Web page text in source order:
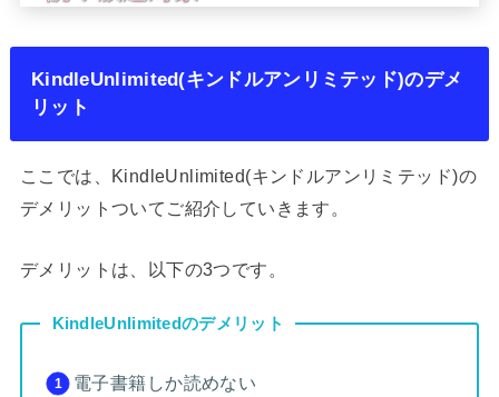
KindleUnlimited(キンドルアンリミテッド)のデメ
リット
ここでは、KindleUnlimited(キンドルアンリミテッド)の
デメリットついてご紹介していきます。
デメリットは、以下の3つです。
KindleUnlimitedのデメリット
電子書籍しか読めない